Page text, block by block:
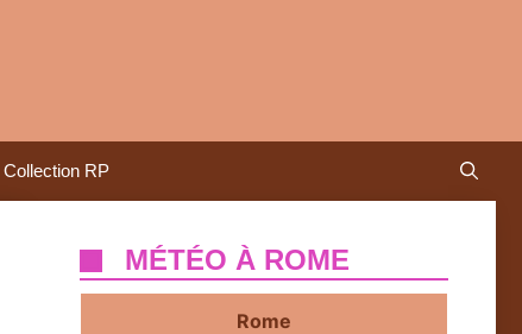
Collection RP
MÉTÉO À ROME
Rome